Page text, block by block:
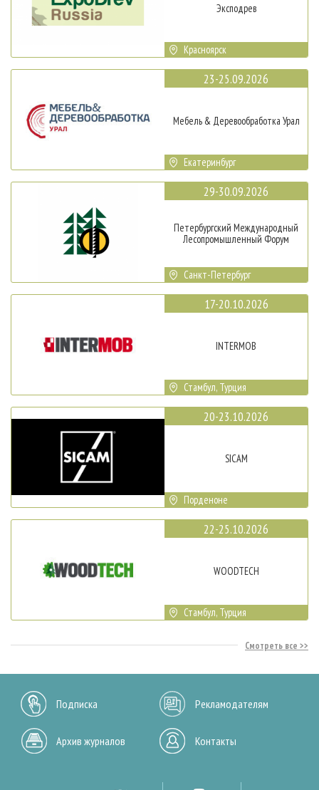
Эксподрев
Красноярск
23-25.09.2026
Мебель & Деревообработка Урал
Екатеринбург
29-30.09.2026
Петербургский Международный
Лесопромышленный Форум
Санкт-Петербург
17-20.10.2026
INTERMOB
Стамбул, Турция
20-23.10.2026
SICAM
Порденоне
22-25.10.2026
WOODTECH
Стамбул, Турция
Смотреть все
Подписка Рекламодателям
Архив журналов Контакты